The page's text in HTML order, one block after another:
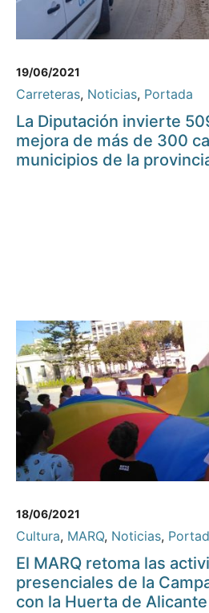
19/06/2021
Carreteras, Noticias, Portada
La Diputación invierte
mejora de más de 300
municipios de la
18/06/2021
Cultura, MARQ, Noticias,
El MARQ retoma las
presenciales de la
con la Huerta de